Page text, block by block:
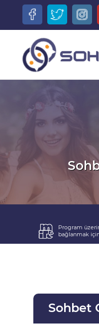
Program
bağlanmak
Sohbet